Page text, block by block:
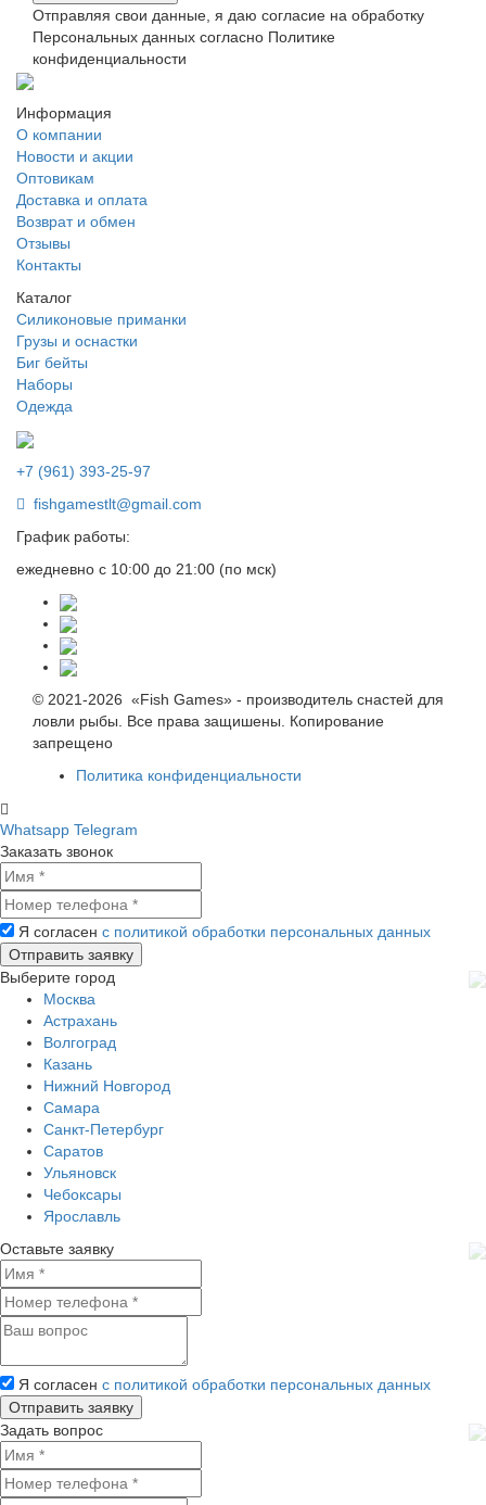
Отправляя свои данные, я даю согласие на обработку
Персональных данных согласно Политике
конфиденциальности
Информация
О компании
Новости и акции
Оптовикам
Доставка и оплата
Возврат и обмен
Отзывы
Контакты
Каталог
Силиконовые приманки
Грузы и оснастки
Биг бейты
Наборы
Одежда
+7 (961) 393-25-97
fishgamestlt@gmail.com
График работы:
ежедневно с 10:00 до 21:00 (по мск)
© 2021-2026 «Fish Games» - производитель снастей для
ловли рыбы. Все права защишены. Копирование
запрещено
Политика конфиденциальности
Whatsapp Telegram
Заказать звонок
Я согласен с политикой обработки персональных данных
Выберите город
Москва
Астрахань
Волгоград
Казань
Нижний Новгород
Самара
Санкт-Петербург
Саратов
Ульяновск
Чебоксары
Ярославль
Оставьте заявку
Я согласен с политикой обработки персональных данных
Задать вопрос